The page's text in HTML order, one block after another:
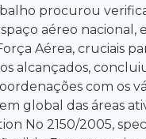
procurou
aéreo
Aérea, cruciais
alcançados,
com os
global das áreas
No 2150/2005,